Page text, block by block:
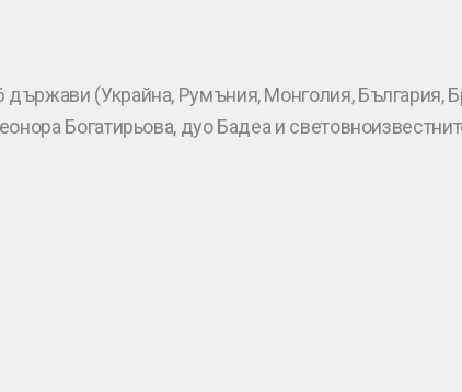
държави (Украйна, Румъния, Монголия, България,
Богатирьова, дуо Бадеа и